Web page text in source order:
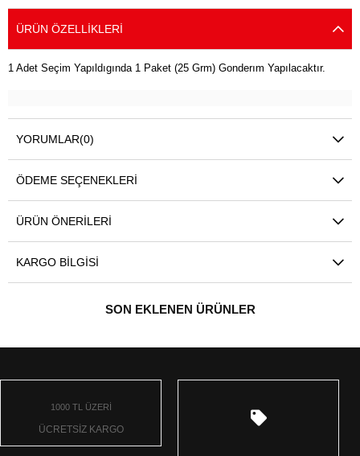
ÜRÜN ÖZELLIKLERI
1 Adet Seçim Yapıldıgında 1 Paket (25 Grm) Gonderım Yapılacaktır.
YORUMLAR(0)
ÖDEME SEÇENEKLERI
ÜRÜN ÖNERILERI
KARGO BILGISI
SON EKLENEN ÜRÜNLER
1000 TL ÜZERİ
ÜCRETSİZ KARGO